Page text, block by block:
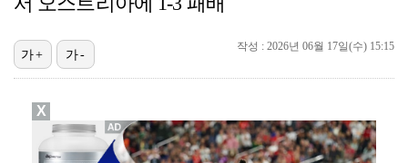
[ST포토] 홍진영2, 버디 성공
[ST포토] 박현경, 생각보다 어렵네
[ST포토] 박현경, 가벼운 발걸음
작성 : 2026년 06월 17일(수) 15:15
가+ 가-
X